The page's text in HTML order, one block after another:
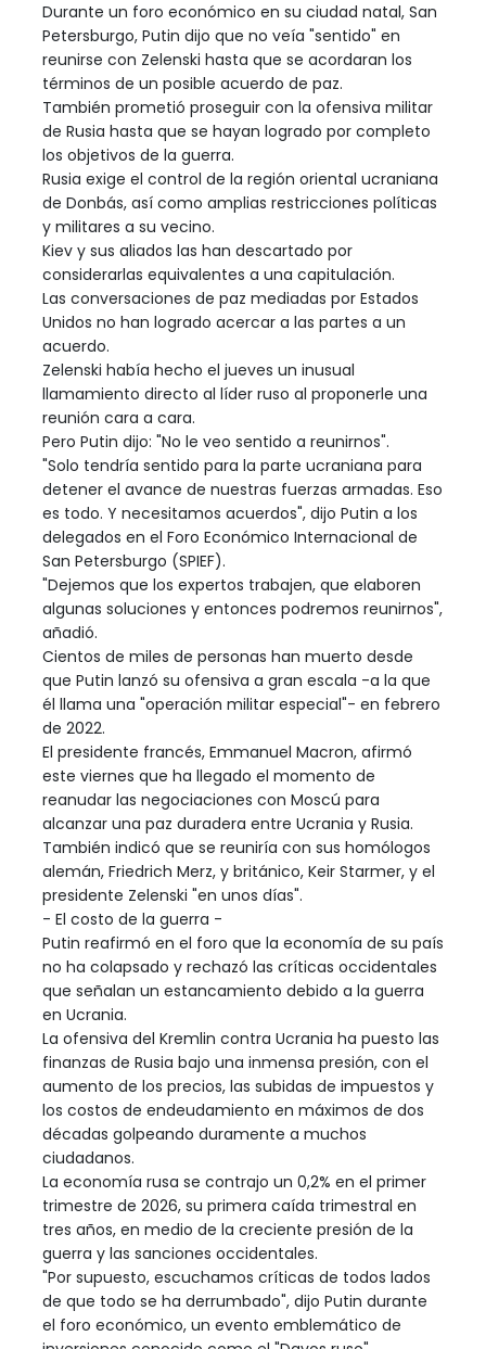
Durante un foro económico en su ciudad natal, San
Petersburgo, Putin dijo que no veía "sentido" en
reunirse con Zelenski hasta que se acordaran los
términos de un posible acuerdo de paz.
También prometió proseguir con la ofensiva militar
de Rusia hasta que se hayan logrado por completo
los objetivos de la guerra.
Rusia exige el control de la región oriental ucraniana
de Donbás, así como amplias restricciones políticas
y militares a su vecino.
Kiev y sus aliados las han descartado por
considerarlas equivalentes a una capitulación.
Las conversaciones de paz mediadas por Estados
Unidos no han logrado acercar a las partes a un
acuerdo.
Zelenski había hecho el jueves un inusual
llamamiento directo al líder ruso al proponerle una
reunión cara a cara.
Pero Putin dijo: "No le veo sentido a reunirnos".
"Solo tendría sentido para la parte ucraniana para
detener el avance de nuestras fuerzas armadas. Eso
es todo. Y necesitamos acuerdos", dijo Putin a los
delegados en el Foro Económico Internacional de
San Petersburgo (SPIEF).
"Dejemos que los expertos trabajen, que elaboren
algunas soluciones y entonces podremos reunirnos",
añadió.
Cientos de miles de personas han muerto desde
que Putin lanzó su ofensiva a gran escala -a la que
él llama una "operación militar especial"- en febrero
de 2022.
El presidente francés, Emmanuel Macron, afirmó
este viernes que ha llegado el momento de
reanudar las negociaciones con Moscú para
alcanzar una paz duradera entre Ucrania y Rusia.
También indicó que se reuniría con sus homólogos
alemán, Friedrich Merz, y británico, Keir Starmer, y el
presidente Zelenski "en unos días".
- El costo de la guerra -
Putin reafirmó en el foro que la economía de su país
no ha colapsado y rechazó las críticas occidentales
que señalan un estancamiento debido a la guerra
en Ucrania.
La ofensiva del Kremlin contra Ucrania ha puesto las
finanzas de Rusia bajo una inmensa presión, con el
aumento de los precios, las subidas de impuestos y
los costos de endeudamiento en máximos de dos
décadas golpeando duramente a muchos
ciudadanos.
La economía rusa se contrajo un 0,2% en el primer
trimestre de 2026, su primera caída trimestral en
tres años, en medio de la creciente presión de la
guerra y las sanciones occidentales.
"Por supuesto, escuchamos críticas de todos lados
de que todo se ha derrumbado", dijo Putin durante
el foro económico, un evento emblemático de